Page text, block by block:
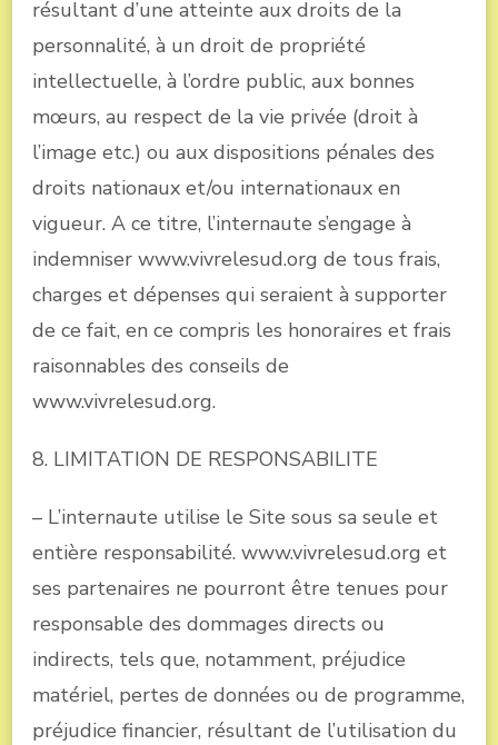
résultant d’une atteinte aux droits de la
personnalité, à un droit de propriété
intellectuelle, à l’ordre public, aux bonnes
mœurs, au respect de la vie privée (droit à
l’image etc.) ou aux dispositions pénales des
droits nationaux et/ou internationaux en
vigueur. A ce titre, l’internaute s’engage à
indemniser www.vivrelesud.org de tous frais,
charges et dépenses qui seraient à supporter
de ce fait, en ce compris les honoraires et frais
raisonnables des conseils de
www.vivrelesud.org.
8. LIMITATION DE RESPONSABILITE
– L’internaute utilise le Site sous sa seule et
entière responsabilité. www.vivrelesud.org et
ses partenaires ne pourront être tenues pour
responsable des dommages directs ou
indirects, tels que, notamment, préjudice
matériel, pertes de données ou de programme,
préjudice financier, résultant de l’utilisation du